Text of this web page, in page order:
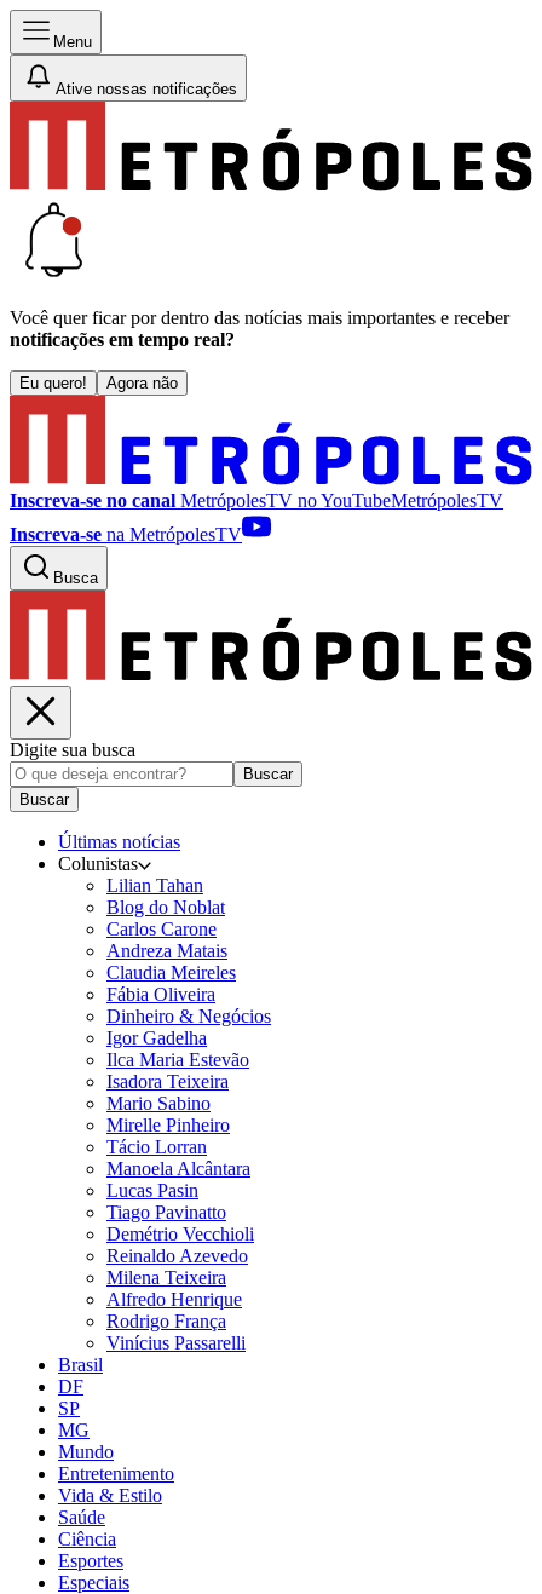
Menu
Ative nossas notificações
Você quer ficar por dentro das notícias mais importantes e receber
notificações em tempo real?
Eu quero! Agora não
Inscreva-se no canal MetrópolesTV noYouTubeMetrópolesTV
Inscreva-se na MetrópolesTV
Busca
Digite sua busca
Buscar
Buscar
Últimas notícias
Colunistas
Lilian Tahan
Blog do Noblat
Carlos Carone
Andreza Matais
Claudia Meireles
Fábia Oliveira
Dinheiro & Negócios
Igor Gadelha
Ilca Maria Estevão
Isadora Teixeira
Mario Sabino
Mirelle Pinheiro
Tácio Lorran
Manoela Alcântara
Lucas Pasin
Tiago Pavinatto
Demétrio Vecchioli
Reinaldo Azevedo
Milena Teixeira
Alfredo Henrique
Rodrigo França
Vinícius Passarelli
Brasil
DF
SP
MG
Mundo
Entretenimento
Vida & Estilo
Saúde
Ciência
Esportes
Especiais